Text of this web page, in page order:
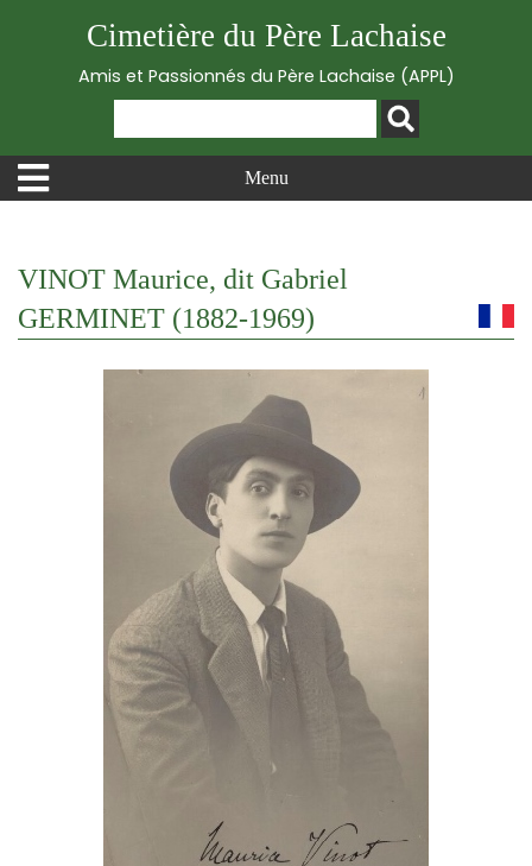
Cimetière du Père Lachaise
Amis et Passionnés du Père Lachaise (APPL)
Menu
VINOT Maurice, dit Gabriel
GERMINET (1882-1969)